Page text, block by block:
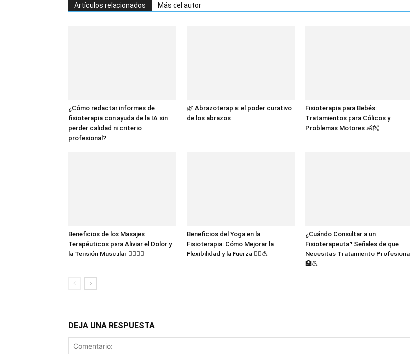
Artículos relacionados Más del autor
¿Cómo redactar informes de
fisioterapia con ayuda de la IA sin
perder calidad ni criterio
profesional?
🌿 Abrazoterapia: el poder curativo
de los abrazos
Fisioterapia para Bebés:
Tratamientos para Cólicos y
Problemas Motores 👶👐
Beneficios de los Masajes
Terapéuticos para Aliviar el Dolor y
la Tensión Muscular 💆‍♂️💆‍♀️
Beneficios del Yoga en la
Fisioterapia: Cómo Mejorar la
Flexibilidad y la Fuerza 🧘‍♀️💪
¿Cuándo Consultar a un
Fisioterapeuta? Señales de que
Necesitas Tratamiento Profesional
🏥💪
DEJA UNA RESPUESTA